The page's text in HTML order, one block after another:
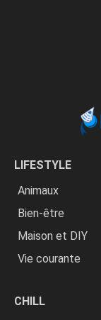
LIFESTYLE
Animaux
Bien-être
Maison et DIY
Vie courante
CHILL